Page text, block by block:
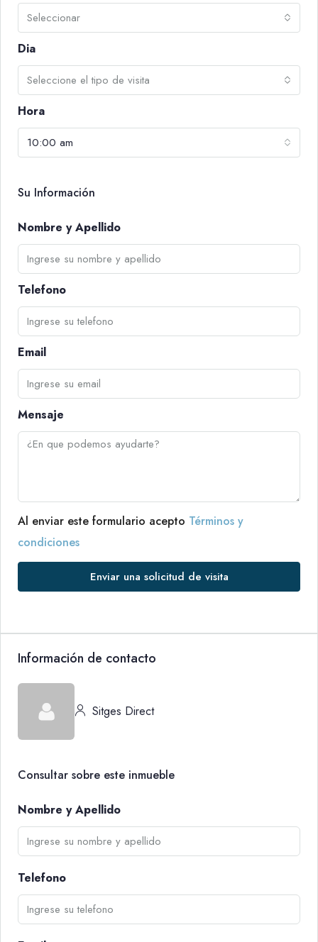
Seleccionar
Dia
Seleccione el tipo de visita
Hora
10:00 am
Su Información
Nombre y Apellido
Telefono
Email
Mensaje
Al enviar este formulario acepto Términos y
condiciones
Enviar una solicitud de visita
Información de contacto
Sitges Direct
Consultar sobre este inmueble
Nombre y Apellido
Telefono